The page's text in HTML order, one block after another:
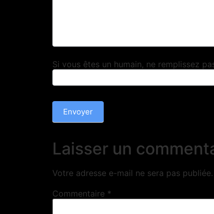
Si vous êtes un humain, ne remplissez
Envoyer
Laisser un
Votre adresse e-mail ne sera pas publiée.
Commentaire *